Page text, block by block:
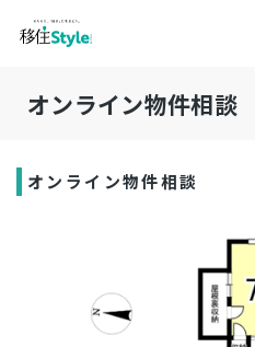
オンライン物件相談
オンライン物件相談